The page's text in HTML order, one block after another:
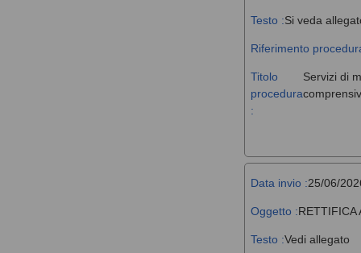
Testo :Si veda
Riferimento
Titolo
procedura
:
Servizi di
Data invio :25/06/
Oggetto :RETTIFICA
Testo :Vedi allegato